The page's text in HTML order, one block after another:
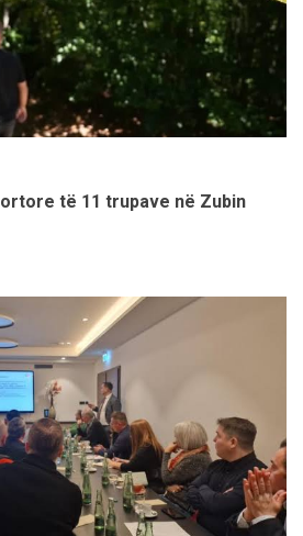
të 11 trupave në Zubin